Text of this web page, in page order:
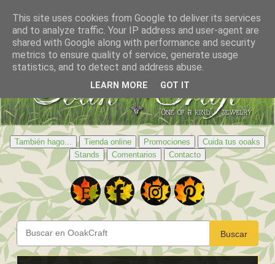
También hago... Tienda online Promociones
Cuida tus ooaks
Stands
Comentarios Contacto
Buscar
This site uses cookies from Google to deliver its services
and to analyze traffic. Your IP address and user-agent are
shared with Google along with performance and security
metrics to ensure quality of service, generate usage
statistics, and to detect and address abuse.
LEARN MORE GOT IT